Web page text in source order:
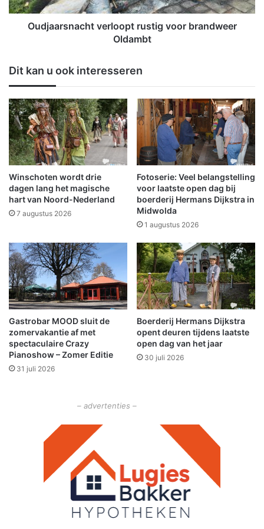
r
r
w
e
r
k
e
x
p
l
o
s
i
i
d
w
o
l
d
a
n
v
e
r
l
o
o
p
t
r
u
s
t
v
o
o
r
b
r
a
n
d
w
e
Oudjaarsnacht verloopt rustig voor brandweer
Oldambt
Dit kan u ook interesseren
Winschoten wordt drie
dagen lang het magische
hart van Noord-Nederland
7 augustus 2026
Fotoserie: Veel belangstelling
voor laatste open dag bij
boerderij Hermans Dijkstra in
Midwolda
1 augustus 2026
Gastrobar MOOD sluit de
zomervakantie af met
spectaculaire Crazy
Pianoshow – Zomer Editie
31 juli 2026
Boerderij Hermans Dijkstra
opent deuren tijdens laatste
open dag van het jaar
30 juli 2026
– advertenties –